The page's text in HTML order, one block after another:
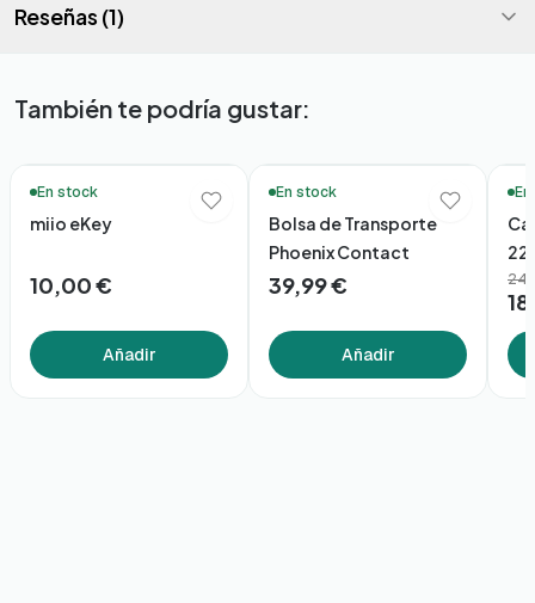
Reseñas (1)
También te podría gustar:
En stock
miio eKey
10,00 €
Añadir
En stock
Bolsa de Transporte
Phoenix Contact
39,99 €
Añadir
22